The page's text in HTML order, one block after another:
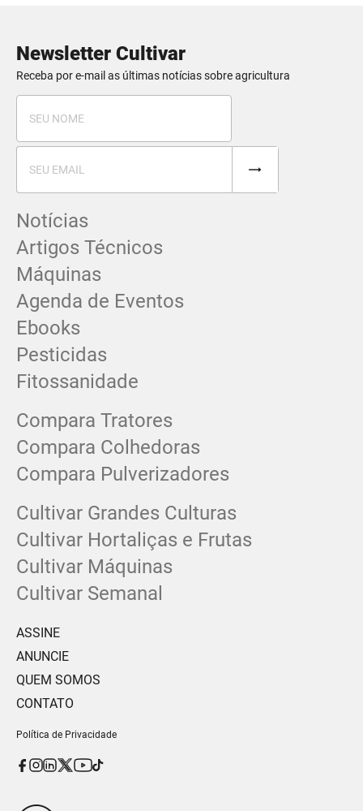
Newsletter Cultivar
Receba por e-mail as últimas notícias sobre agricultura
Notícias
Artigos Técnicos
Máquinas
Agenda de Eventos
Ebooks
Pesticidas
Fitossanidade
Compara Tratores
Compara Colhedoras
Compara Pulverizadores
Cultivar Grandes Culturas
Cultivar Hortaliças e Frutas
Cultivar Máquinas
Cultivar Semanal
ASSINE
ANUNCIE
QUEM SOMOS
CONTATO
Política de Privacidade